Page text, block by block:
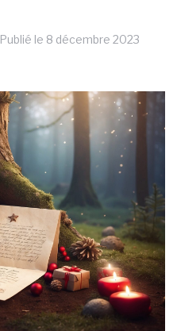
Publié le 8 décembre 2023